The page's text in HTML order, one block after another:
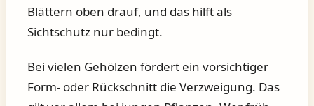
Blättern oben drauf, und das hilft als
Sichtschutz nur bedingt.
Bei vielen Gehölzen fördert ein vorsichtiger
Form- oder Rückschnitt die Verzweigung. Das